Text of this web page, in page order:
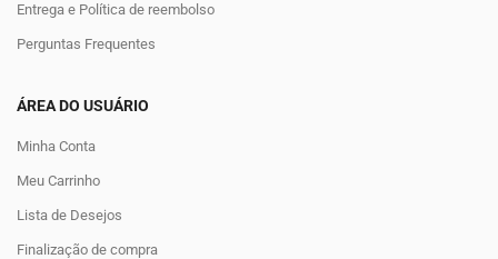
Entrega e Política de reembolso
Perguntas Frequentes
ÁREA DO USUÁRIO
Minha Conta
Meu Carrinho
Lista de Desejos
Finalização de compra